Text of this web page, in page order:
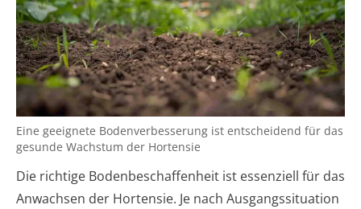
Eine geeignete Bodenverbesserung ist entscheidend für das
gesunde Wachstum der Hortensie
Die richtige Bodenbeschaffenheit ist essenziell für das
Anwachsen der Hortensie. Je nach Ausgangssituation